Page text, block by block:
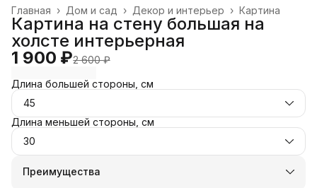
Картина
Декор и интерьер ›
Дом и сад ›
Главная ›
Картина на стену большая на
холсте интерьерная
1 900 ₽2 600 ₽
Длина большей стороны, см
45
Длина меньшей стороны, см
30
Преимущества
Оплата частями в Сплит